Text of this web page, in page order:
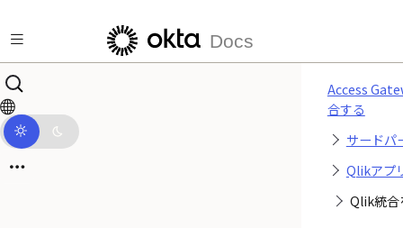
Docs
Access
合する
サードパ
Qlikアプ
Qlik統合